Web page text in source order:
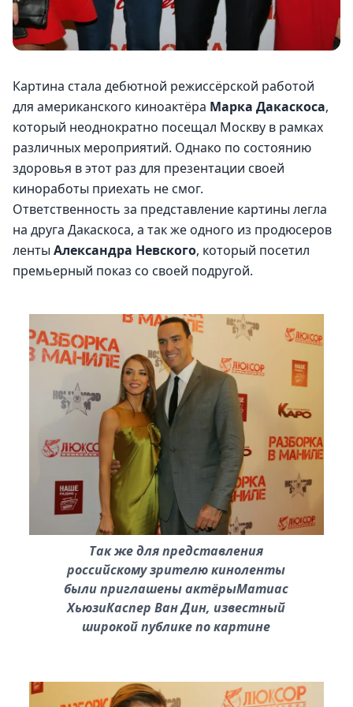
Картина стала дебютной режиссёрской работой
для американского киноактёра Марка Дакаскоса,
который неоднократно посещал Москву в рамках
различных мероприятий. Однако по состоянию
здоровья в этот раз для презентации своей
киноработы приехать не смог.
Ответственность за представление картины легла
на друга Дакаскоса, а так же одного из продюсеров
ленты Александра Невского, который посетил
премьерный показ со своей подругой.
Так же для представления
российскому зрителю киноленты
были приглашены актёрыМатиас
ХьюзиКаспер Ван Дин, известный
широкой публике по картине